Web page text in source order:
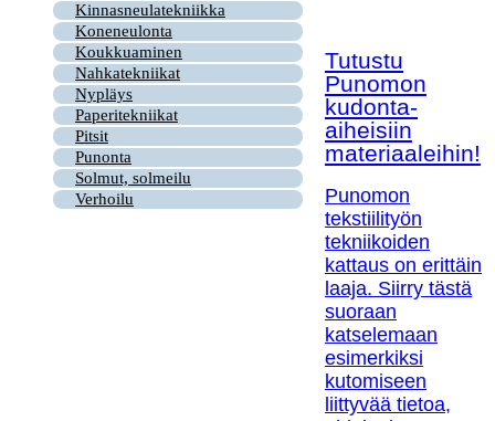
Kinnasneulatekniikka
Koneneulonta
Koukkuaminen
Nahkatekniikat
Nypläys
Paperitekniikat
Pitsit
Punonta
Solmut, solmeilu
Verhoilu
Tutustu
Punomon
kudonta-
aiheisiin
materiaaleihin!
Punomon
tekstiilityön
tekniikoiden
kattaus on erittäin
laaja. Siirry tästä
suoraan
katselemaan
esimerkiksi
kutomiseen
liittyvää tietoa,